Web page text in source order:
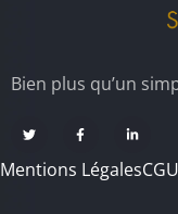
Bien plus qu’un
Mentions LégalesCGU